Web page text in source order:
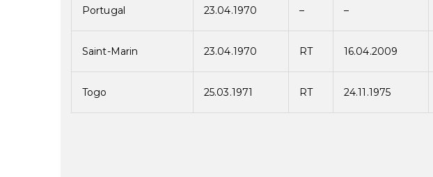
Portugal 23.04.1970 – –
Saint-Marin 23.04.1970 RT 16.04.2009
Togo 25.03.1971 RT 24.11.1975